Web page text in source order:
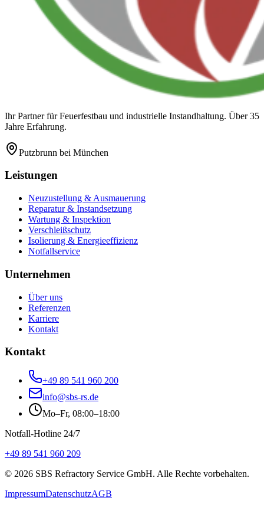
Ihr Partner für Feuerfestbau und industrielle Instandhaltung. Über 35
Jahre Erfahrung.
Putzbrunn bei München
Leistungen
Neuzustellung & Ausmauerung
Reparatur & Instandsetzung
Wartung & Inspektion
Verschleißschutz
Isolierung & Energieeffizienz
Notfallservice
Unternehmen
Über uns
Referenzen
Karriere
Kontakt
Kontakt
+49 89 541 960 200
info@sbs-rs.de
Mo–Fr, 08:00–18:00
Notfall-Hotline 24/7
+49 89 541 960 209
© 2026 SBS Refractory Service GmbH. Alle Rechte vorbehalten.
ImpressumDatenschutzAGB